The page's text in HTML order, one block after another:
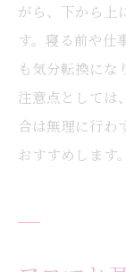
がら、下から上
す。寝る前や仕
も気分転換にな
注意点としては
合は無理に行わ
おすすめします。